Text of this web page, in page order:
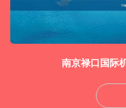
南京禄口国际